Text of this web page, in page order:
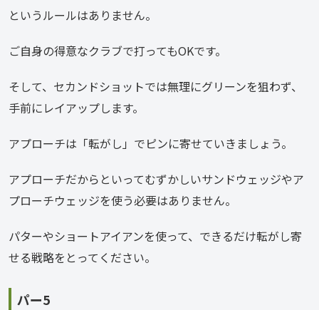
というルールはありません。
ご自身の得意なクラブで打ってもOKです。
そして、セカンドショットでは無理にグリーンを狙わず、
手前にレイアップします。
アプローチは「転がし」でピンに寄せていきましょう。
アプローチだからといってむずかしいサンドウェッジやア
プローチウェッジを使う必要はありません。
パターやショートアイアンを使って、できるだけ転がし寄
せる戦略をとってください。
パー5